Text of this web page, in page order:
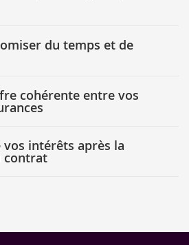
du temps et de
cohérente entre vos
vos intérêts après la
contrat